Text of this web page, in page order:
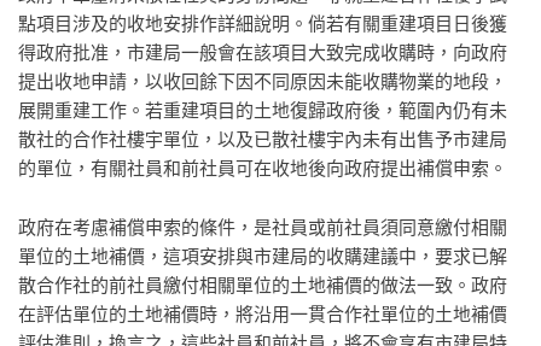
點項目涉及的收地安排作詳細說明。倘若有關重建項目日後獲
得政府批准，市建局一般會在該項目大致完成收購時，向政府
提出收地申請，以收回餘下因不同原因未能收購物業的地段，
展開重建工作。若重建項目的土地復歸政府後，範圍內仍有未
散社的合作社樓宇單位，以及已散社樓宇內未有出售予市建局
的單位，有關社員和前社員可在收地後向政府提出補償申索。
政府在考慮補償申索的條件，是社員或前社員須同意繳付相關
單位的土地補價，這項安排與市建局的收購建議中，要求已解
散合作社的前社員繳付相關單位的土地補價的做法一致。政府
在評估單位的土地補價時，將沿用一貫合作社單位的土地補價